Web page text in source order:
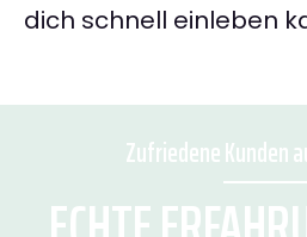
dich schnell einleben
Zufriedene Kunden